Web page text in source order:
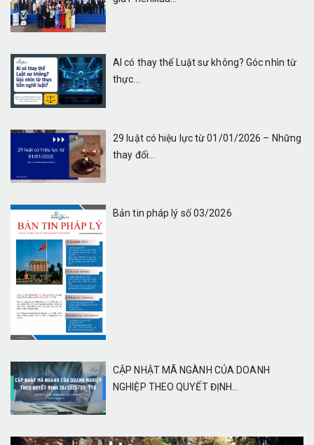
AI có thay thế Luật sư không? Góc nhìn từ
thực...
29 luật có hiệu lực từ 01/01/2026 – Những
thay đổi...
Bản tin pháp lý số 03/2026
CẬP NHẬT MÃ NGÀNH CỦA DOANH
NGHIỆP THEO QUYẾT ĐỊNH...